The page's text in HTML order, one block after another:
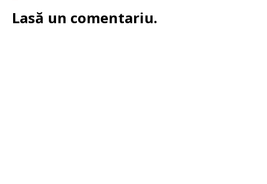
Lasă un comentariu.